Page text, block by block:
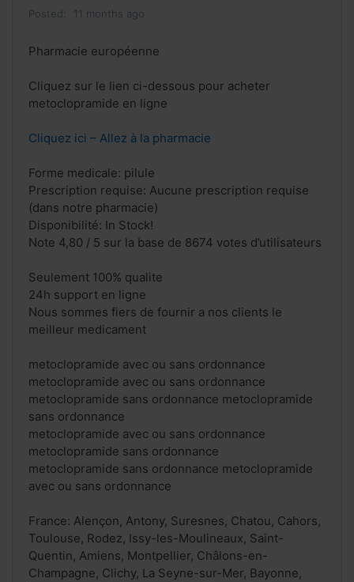
Posted: 11 months ago
Pharmacie européenne
Cliquez sur le lien ci-dessous pour acheter
metoclopramide en ligne
Cliquez ici – Allez à la pharmacie
Forme medicale: pilule
Prescription requise: Aucune prescription requise
(dans notre pharmacie)
Disponibilité: In Stock!
Note 4,80 / 5 sur la base de 8674 votes d’utilisateurs
Seulement 100% qualite
24h support en ligne
Nous sommes fiers de fournir a nos clients le
meilleur medicament
metoclopramide avec ou sans ordonnance
metoclopramide avec ou sans ordonnance
metoclopramide sans ordonnance metoclopramide
sans ordonnance
metoclopramide avec ou sans ordonnance
metoclopramide sans ordonnance
metoclopramide sans ordonnance metoclopramide
avec ou sans ordonnance
France: Alençon, Antony, Suresnes, Chatou, Cahors,
Toulouse, Rodez, Issy-les-Moulineaux, Saint-
Quentin, Amiens, Montpellier, Châlons-en-
Champagne, Clichy, La Seyne-sur-Mer, Bayonne,